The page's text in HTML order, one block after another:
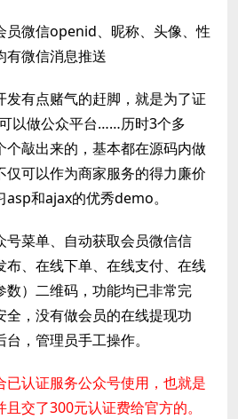
员微信openid、昵称、头像、性
有微信消息推送
发有点赌气的赶脚，就是为了证
以做公众平台……历时3个多
个敲出来的，基本都在源码内做
仅可以作为商家服务的得力廉价
和ajax的优秀demo。
号菜单、自动获取会员微信信
布、在线下单、在线支付、在线
数）二维码，功能均已非常完
全，没有做会员的在线提现功
，管理员手工操作。
已认证服务公众号使用，也就是
交了300元认证费给官方的。